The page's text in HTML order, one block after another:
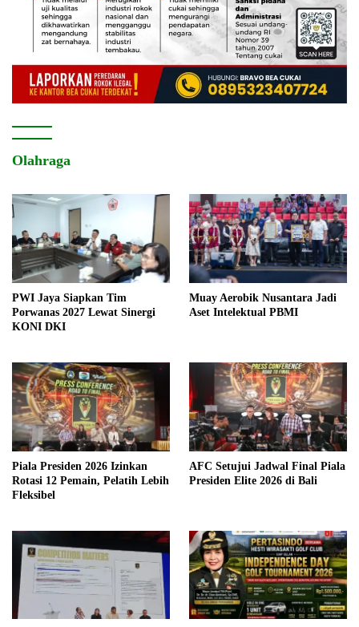
Olahraga
PWI Jaya Siapkan Tim
Porwanas 2027 Lewat Sinergi
KONI DKI
Muay Aerobik Nusantara Jadi
Aset Intelektual PBMI
Piala Presiden 2026 Izinkan
Rotasi 12 Pemain, Pelatih Lebih
Fleksibel
AFC Setujui Jadwal Final Piala
Presiden Elite 2026 di Bali